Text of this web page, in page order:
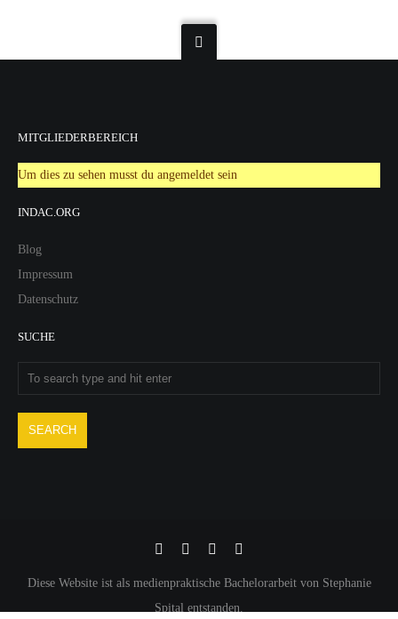
MITGLIEDERBEREICH
Um dies zu sehen musst du angemeldet sein
INDAC.ORG
Blog
Impressum
Datenschutz
SUCHE
Diese Website ist als medienpraktische Bachelorarbeit von Stephanie
Spital entstanden.